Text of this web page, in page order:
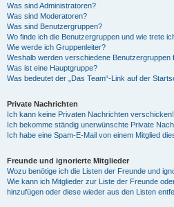
Was sind Administratoren?
Was sind Moderatoren?
Was sind Benutzergruppen?
Wo finde ich die Benutzergruppen und wie trete
Wie werde ich Gruppenleiter?
Weshalb werden verschiedene Benutzergruppen
Was ist eine Hauptgruppe?
Was bedeutet der „Das Team“-Link auf der
Private Nachrichten
Ich kann keine Privaten Nachrichten verschicken!
Ich bekomme ständig unerwünschte Private
Ich habe eine Spam-E-Mail von einem Mitglied
Freunde und ignorierte Mitglieder
Wozu benötige ich die Listen der Freunde und
Wie kann ich Mitglieder zur Liste der Freunde
hinzufügen oder diese wieder aus den Listen